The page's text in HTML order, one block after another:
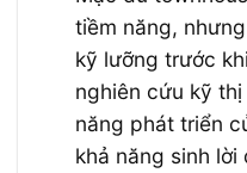
tiềm năng,
kỹ lưỡng trước
nghiên cứu kỹ
năng phát triển
khả năng sinh